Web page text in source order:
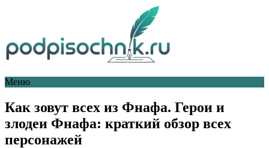
Меню
Как зовут всех из Фнафа. Герои и
злодеи Фнафа: краткий обзор всех
персонажей